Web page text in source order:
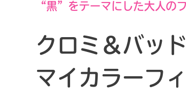
“黒”をテーマにした大人の
クロミ＆バッ
マイカラーフ